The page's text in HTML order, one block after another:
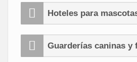
Hoteles para
Guarderías caninas y